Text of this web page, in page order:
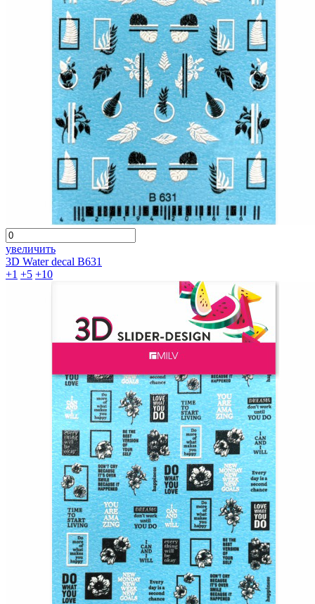
увеличить
3D Water decal B631
+1 +5 +10